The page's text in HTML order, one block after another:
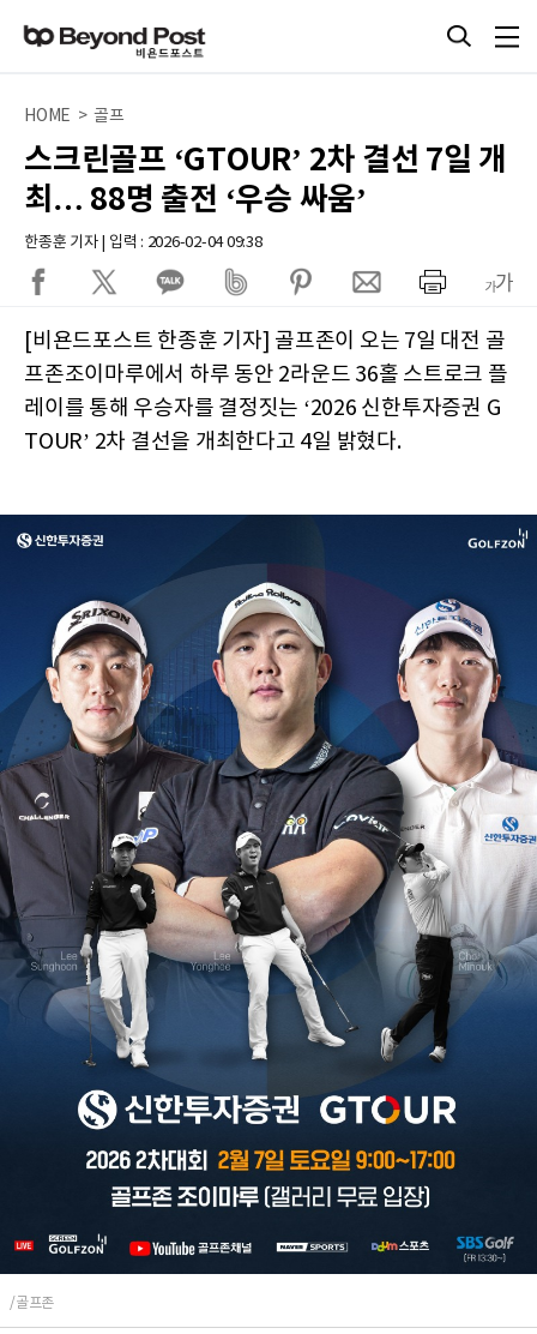
HOME > 골프
스크린골프 ‘GTOUR’ 2차 결선 7일 개
최… 88명 출전 ‘우승 싸움’
한종훈 기자 | 입력 : 2026-02-04 09:38
[비욘드포스트 한종훈 기자] 골프존이 오는 7일 대전 골
프존조이마루에서 하루 동안 2라운드 36홀 스트로크 플
레이를 통해 우승자를 결정짓는 ‘2026 신한투자증권 G
TOUR’ 2차 결선을 개최한다고 4일 밝혔다.
/골프존